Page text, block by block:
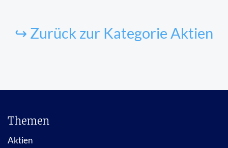
↪ Zurück zur Kategorie Aktien
Themen
Aktien